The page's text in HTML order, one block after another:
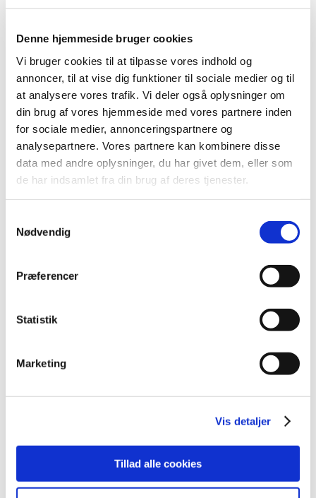
Denne hjemmeside bruger cookies
Vi bruger cookies til at tilpasse vores indhold og
annoncer, til at vise dig funktioner til sociale medier og til
at analysere vores trafik. Vi deler også oplysninger om
din brug af vores hjemmeside med vores partnere inden
for sociale medier, annonceringspartnere og
analysepartnere. Vores partnere kan kombinere disse
data med andre oplysninger, du har givet dem, eller som
de har indsamlet fra din brug af deres tjenester.
Nødvendig
Præferencer
Statistik
Marketing
Vis detaljer
Tillad alle cookies
2020 (263)
2018 (150)
2017 (167)
2016 (167)
2015 (33)
2014 (44)
2013 (49)
2012 (44)
2011 (13)
2009 (14)
2006 (9)
november (3)
september (1)
marts (1)
Meddelelser om forsyning af medicin til mennesker og dyr